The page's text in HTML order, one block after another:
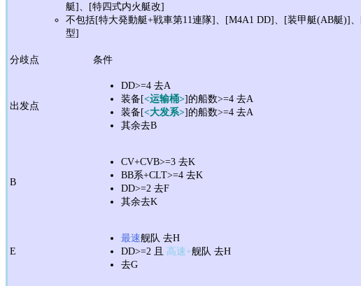
艇]、[特四式内火艇改]
不包括[特大発動艇+戦車第11連隊]、[M4A1 DD]、[装甲艇(AB艇)]
型]
分歧点 条件
出发点
DD>=4 去A
装备[<运输桶>]的船数>=4 去A
装备[<大发系>]的船数>=4 去A
其余去B
B
CV+CVB>=3 去K
BB系+CLT>=4 去K
DD>=2 去F
其余去K
E
最速舰队 去H
DD>=2 且 高速+舰队 去H
去G